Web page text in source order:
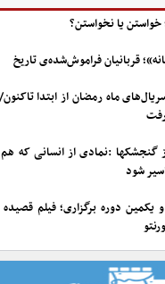
یا نخواستن؟
قربانیان فراموش‌شده‌ی تاریخ
گنجشکها :نمادی از انسانی که
شود
و یکمین دوره برگزاری؛ فیلم